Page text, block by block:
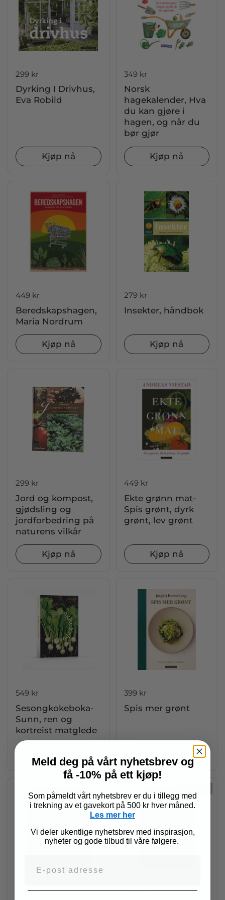
Pris:
299 kr
Dyrking I Drivhus,
Eva Robild
Kjøp nå
Pris:
349 kr
Norsk
hagekalender, Hva
du kan gjøre i
hagen, og når du
bør gjør
Kjøp nå
Pris:
449 kr
Beredskapshagen,
Maria Nordrum
Kjøp nå
Pris:
279 kr
Insekter, håndbok
Kjøp nå
Pris:
299 kr
Jord og kompost,
gjødsling og
jordforbedring på
naturens vilkår
Kjøp nå
Pris:
449 kr
Ekte grønn mat-
Spis grønt, dyrk
grønt, lev grønt
Kjøp nå
Pris:
549 kr
Sesongkokeboka-
Sunn, ren og
kortreist matglede
Pris:
399 kr
Spis mer grønt
Pris:
449 kr Pris:
249 kr
Meld deg på vårt nyhetsbrev og
få -10% på ett kjøp!
Som påmeldt vårt nyhetsbrev er du i tillegg med
i trekning av et gavekort på 500 kr hver måned.
Les mer her
Vi deler ukentlige nyhetsbrev med inspirasjon,
nyheter og gode tilbud til våre følgere.